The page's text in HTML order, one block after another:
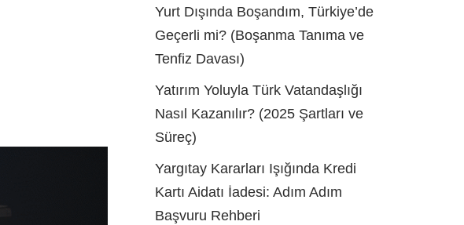
Yurt Dışında Boşandım, Türkiye’de
Geçerli mi? (Boşanma Tanıma ve
Tenfiz Davası)
Yatırım Yoluyla Türk Vatandaşlığı
Nasıl Kazanılır? (2025 Şartları ve
Süreç)
Yargıtay Kararları Işığında Kredi
Kartı Aidatı İadesi: Adım Adım
Başvuru Rehberi